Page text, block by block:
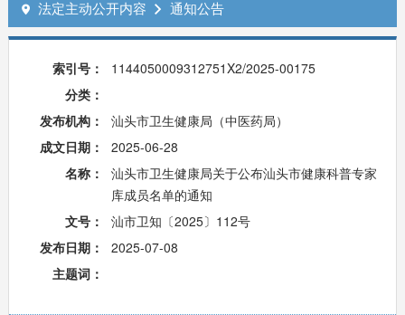
 法定主动公开内容  通知公告
索引号：
1144050009312751X2/2025-00175
分类：
发布机构：
汕头市卫生健康局（中医药局）
成文日期：
2025-06-28
名称：
汕头市卫生健康局关于公布汕头市健康科普专家
库成员名单的通知
文号：
汕市卫知〔2025〕112号
发布日期：
2025-07-08
主题词：